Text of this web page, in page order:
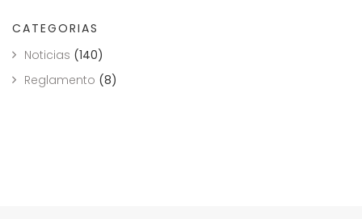
CATEGORIAS
Noticias (140)
Reglamento (8)